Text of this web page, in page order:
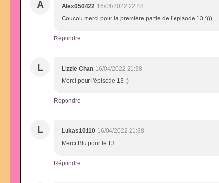
A Alex050422 16/04/2022 22:48
Coucou merci pour la première partie de l’épisode 13 :)))
Répondre
L Lizzie Chan 16/04/2022 21:38
Merci pour l'épisode 13 :)
Répondre
L Lukas10110 16/04/2022 21:38
Merci Blu pour le 13
Répondre